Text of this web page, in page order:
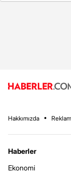
Hakkımızda Reklam
Haberler
Ekonomi